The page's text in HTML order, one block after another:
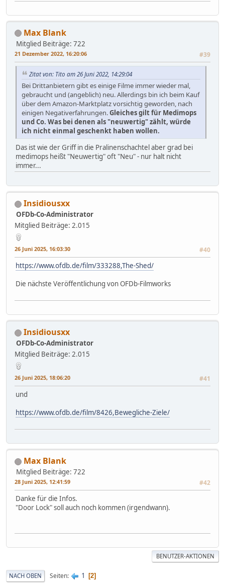
Max Blank
Mitglied Beiträge: 722
21 Dezember 2022, 16:20:06 #39
Zitat von: Tito am 26 Juni 2022, 14:29:04
Bei Drittanbietern gibt es einige Filme immer wieder mal,
gebraucht und (angeblich) neu. Allerdings bin ich beim Kauf
über dem Amazon-Marktplatz vorsichtig geworden, nach
einigen Negativerfahrungen.Gleiches gilt für Medimops
und Co. Was bei denen als "neuwertig" zählt, würde
ich nicht einmal geschenkt haben wollen.
Das ist wie der Griff in die Pralinenschachtel aber grad bei
medimops heißt "Neuwertig" oft "Neu" - nur halt nicht
immer...
Insidiousxx
OFDb-Co-Administrator
Mitglied Beiträge: 2.015
26 Juni 2025, 16:03:30 #40
https://www.ofdb.de/film/333288,The-Shed/
Die nächste Veröffentlichung von OFDb-Filmworks
Insidiousxx
OFDb-Co-Administrator
Mitglied Beiträge: 2.015
26 Juni 2025, 18:06:20 #41
und
https://www.ofdb.de/film/8426,Bewegliche-Ziele/
Max Blank
Mitglied Beiträge: 722
28 Juni 2025, 12:41:59 #42
Danke für die Infos.
"Door Lock" soll auch noch kommen (irgendwann).
BENUTZER-AKTIONEN
NACH OBEN Seiten 1 2